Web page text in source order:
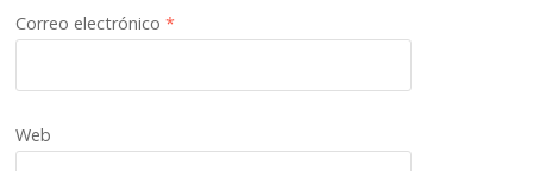
Correo electrónico*
Web